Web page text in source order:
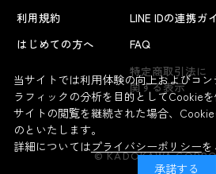
利用規約
はじめての方へ
LINE IDの連携ガ
FAQ
特定商取引法に
関する表示
© KADOKAWA
当サイトでは利用体験の向上およびコ
ラフィックの分析を目的としてCookie
サイトの閲覧を継続された場合、
のといたします。
詳細についてはプライバシーポリシーを
承諾する